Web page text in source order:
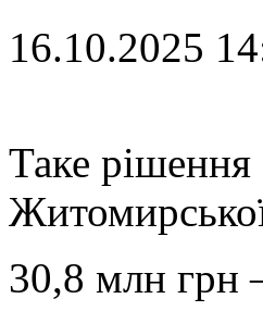
16.10.2025
Таке рішення
30,8 млн грн